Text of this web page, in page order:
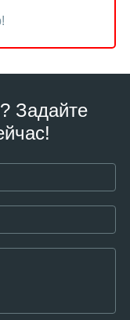
Задайте